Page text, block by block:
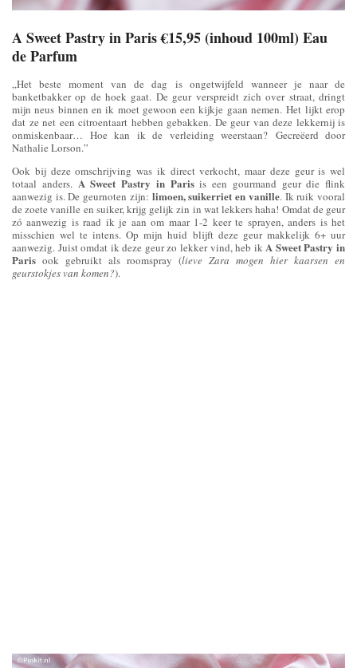
A Sweet Pastry in Paris €15,95 (inhoud 100ml) Eau
de Parfum
„Het beste moment van de dag is ongetwijfeld wanneer je naar de
banketbakker op de hoek gaat. De geur verspreidt zich over straat, dringt
mijn neus binnen en ik moet gewoon een kijkje gaan nemen. Het lijkt erop
dat ze net een citroentaart hebben gebakken. De geur van deze lekkernij is
onmiskenbaar… Hoe kan ik de verleiding weerstaan? Gecreëerd door
Nathalie Lorson.”
Ook bij deze omschrijving was ik direct verkocht, maar deze geur is wel
totaal anders. A Sweet Pastry in Parisis een gourmand geur die flink
aanwezig is. De geurnoten zijn: limoen, suikerriet en vanille. Ik ruik vooral
de zoete vanille en suiker, krijg gelijk zin in wat lekkers haha! Omdat de geur
zó aanwezig is raad ik je aan om maar 1-2 keer te sprayen, anders is het
misschien wel te intens. Op mijn huid blijft deze geur makkelijk 6+ uur
aanwezig. Juist omdat ik deze geur zo lekker vind, heb ikA Sweet Pastry in
Paris ook gebruikt als roomspray (lieve Zara mogen hier kaarsen en
geurstokjes van komen?).